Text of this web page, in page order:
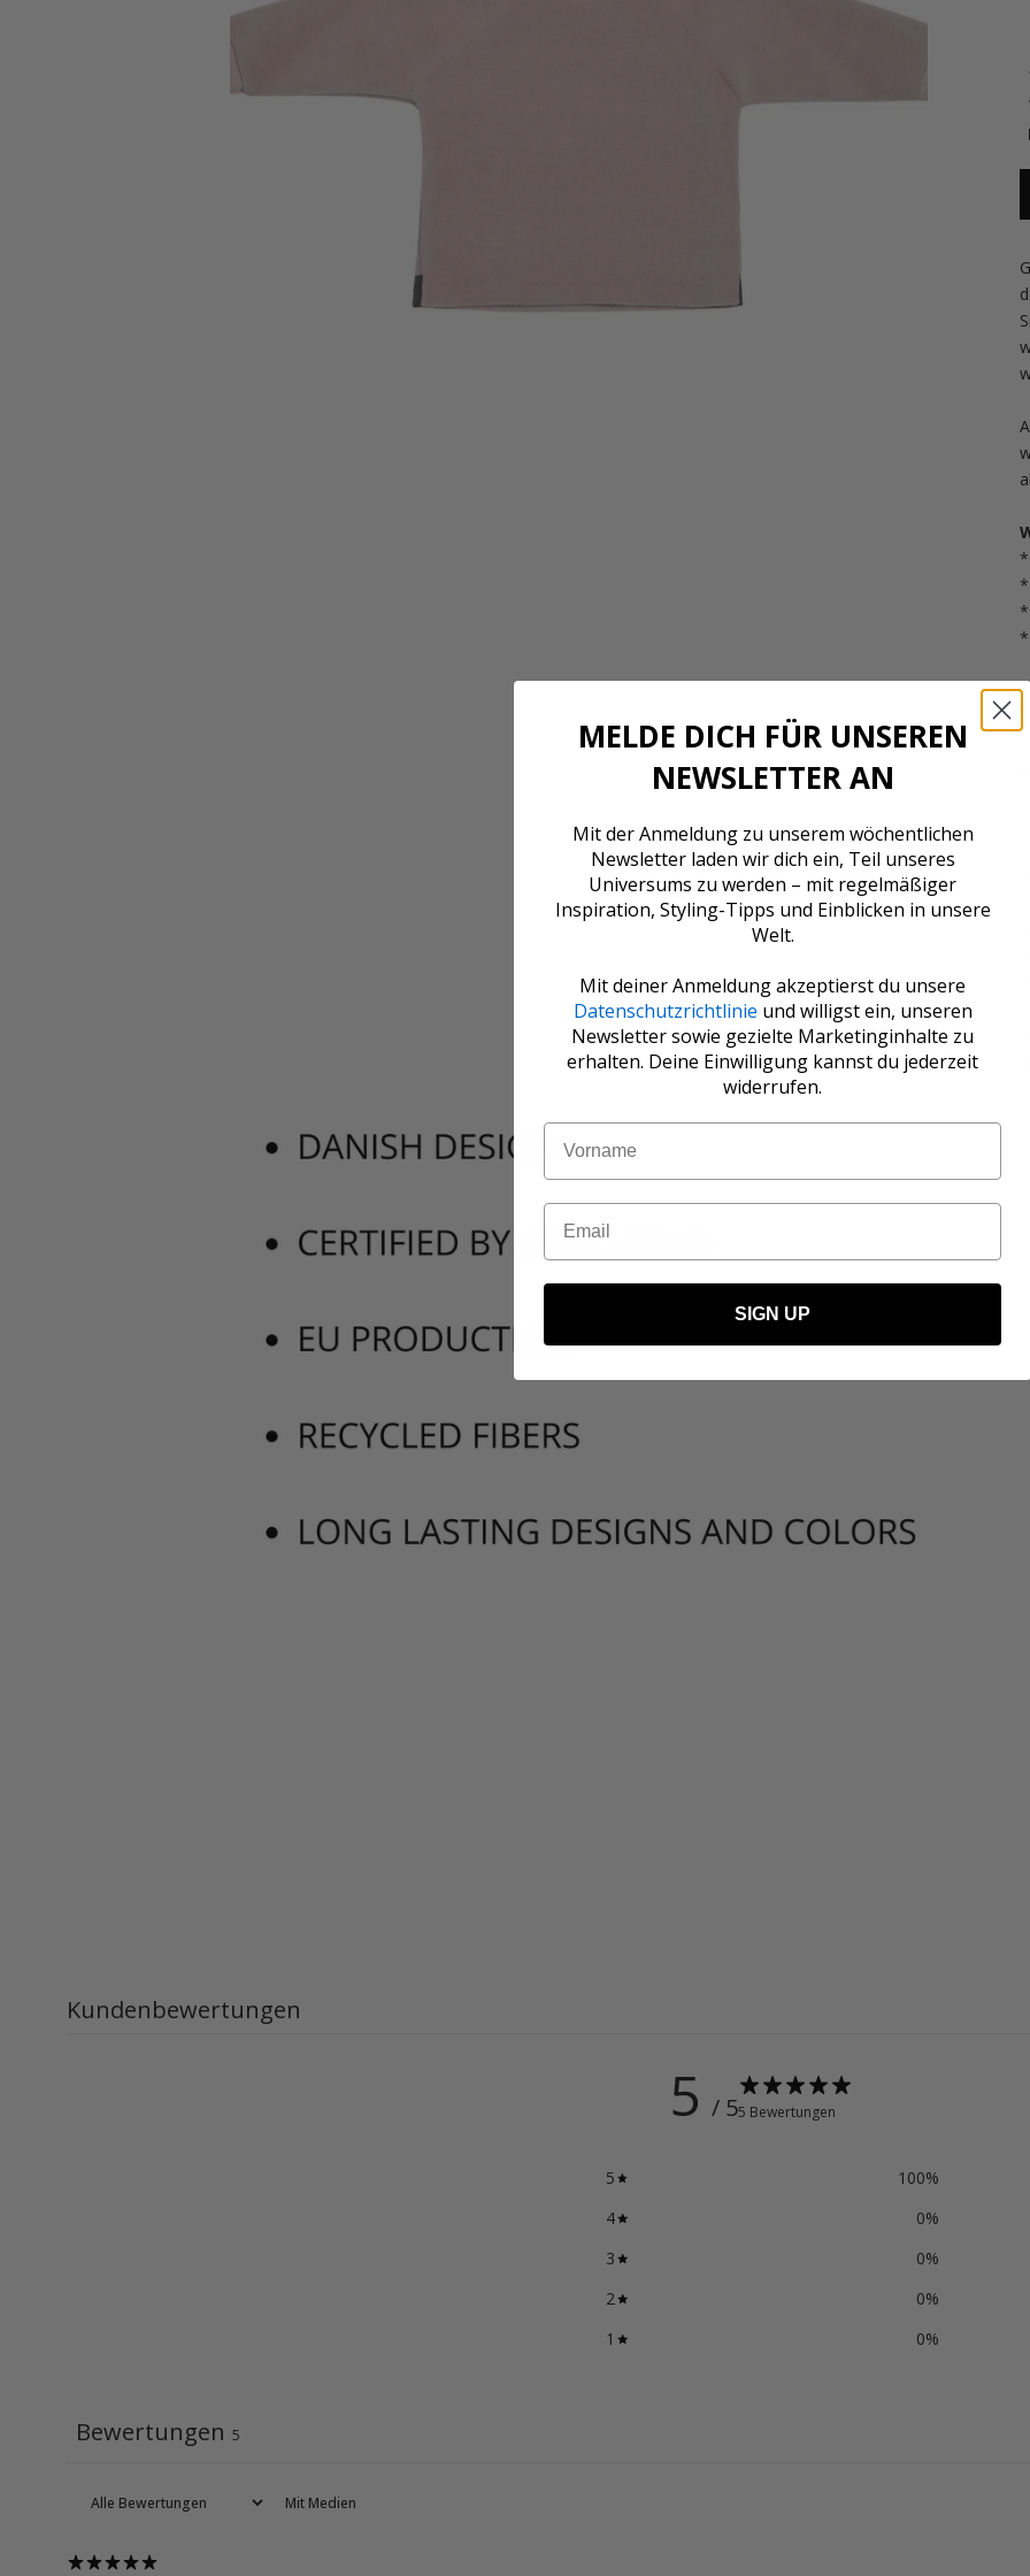
*
*
*
*
Kundenbewertungen
5 / 55 Bewertungen
5 100%
4
0%
3
0%
2
0%
1
0%
Bewertungen 5
Mit Medien
MELDE DICH FÜR UNSEREN
NEWSLETTER AN
Mit der Anmeldung zu unserem wöchentlichen
Newsletter laden wir dich ein, Teil unseres
Universums zu werden – mit regelmäßiger
Inspiration, Styling-Tipps und Einblicken in unsere
Welt.
Mit deiner Anmeldung akzeptierst du unsere
Datenschutzrichtlinie und willigst ein, unseren
Newsletter sowie gezielte Marketinginhalte zu
erhalten. Deine Einwilligung kannst du jederzeit
widerrufen.
Name
Email
SIGN UP